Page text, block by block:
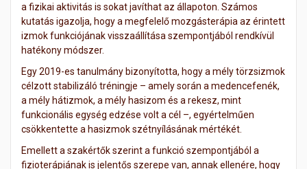
a fizikai aktivitás is sokat javíthat az állapoton. Számos
kutatás igazolja, hogy a megfelelő mozgásterápia az érintett
izmok funkciójának visszaállítása szempontjából rendkívül
hatékony módszer.
Egy 2019-es tanulmány bizonyította, hogy a mély törzsizmok
célzott stabilizáló tréningje – amely során a medencefenék,
a mély hátizmok, a mély hasizom és a rekesz, mint
funkcionális egység edzése volt a cél –, egyértelműen
csökkentette a hasizmok szétnyílásának mértékét.
Emellett a szakértők szerint a funkció szempontjából a
fizioterápiának is jelentős szerepe van, annak ellenére, hogy